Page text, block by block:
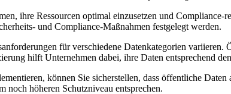
ihre Ressourcen optimal einzusetzen und
und Compliance-Maßnahmen festgelegt werden.
für verschiedene Datenkategorien
hilft Unternehmen dabei, ihre Daten entsprechend
können Sie sicherstellen, dass öffentliche
noch höheren Schutzniveau entsprechen.